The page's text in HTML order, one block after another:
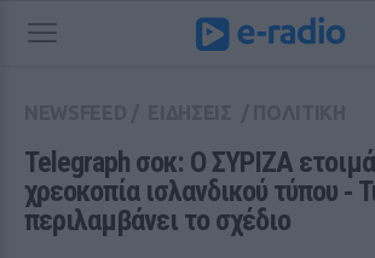
Telegraph σοκ: Ο ΣΥΡΙΖΑ
χρεοκοπία ισλανδικού τύπου ‑
περιλαμβάνει το σχέδιο